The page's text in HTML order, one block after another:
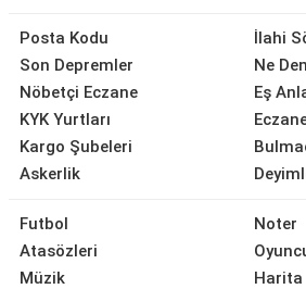
Posta Kodu
Son Depremler
Nöbetçi Eczane
KYK Yurtları
Kargo Şubeleri
Askerlik
İlahi
Ne
Eş
Futbol
Atasözleri
Müzik
Noter
Harita